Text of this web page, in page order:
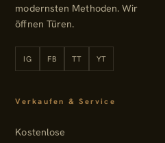
modernsten Methoden. Wir
öffnen Türen.
IG
Instagram
FB
Facebook
TT
TikTok
YT
YouTube
Verkaufen & Service
Kostenlose